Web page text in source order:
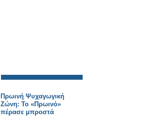
Πρωινή Ψυχαγωγική
Ζώνη: Το «Πρωινό»
πέρασε μπροστά